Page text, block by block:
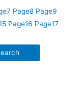
7 Page8 Page9
Page16 Page17